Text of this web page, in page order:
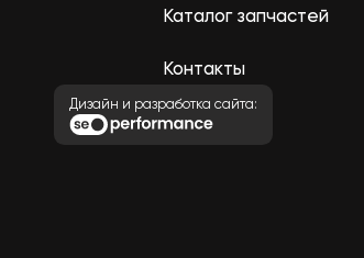
Каталог запчастей
Контакты
Дизайн и разработка сайта: